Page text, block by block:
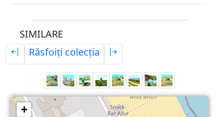
SIMILARE
Răsfoiți colecția
+